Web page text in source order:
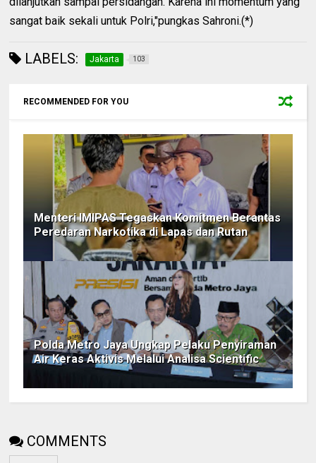
sangat baik sekali untuk Polri,"pungkas Sahroni.(*)
LABELS: Jakarta 103
RECOMMENDED FOR YOU
Menteri IMIPAS Tegaskan Komitmen Berantas
Peredaran Narkotika di Lapas dan Rutan
Polda Metro Jaya Ungkap Pelaku Penyiraman
Air Keras Aktivis Melalui Analisa Scientific
COMMENTS